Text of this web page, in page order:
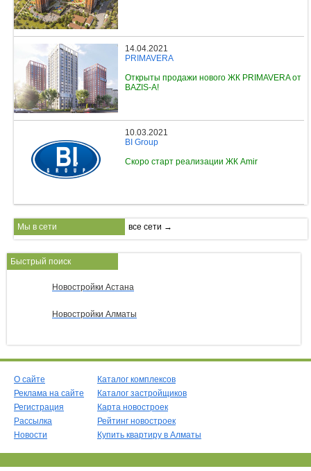
14.04.2021
PRIMAVERA
Открыты продажи нового ЖК PRIMAVERA от
BAZIS-A!
10.03.2021
BI Group
Скоро старт реализации ЖК Amir
Мы в сети все сети →
Быстрый поиск
Новостройки Астана
Новостройки Алматы
О сайте
Реклама на сайте
Регистрация
Рассылка
Новости
Каталог комплексов
Каталог застройщиков
Карта новостроек
Рейтинг новостроек
Купить квартиру в Алматы